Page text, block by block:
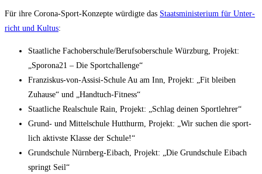
Für ihre Coro­na-Sport-Kon­zep­te wür­dig­te das Staats­mi­nis­te­ri­um für Unter­
richt und Kul­tus:
Staat­li­che Fachoberschule/​Berufsoberschule Würz­burg, Pro­jekt:
„Sporona21 – Die Sportchallenge“
Fran­zis­kus-von-Assi­si-Schu­le Au am Inn, Pro­jekt: „Fit blei­ben
Zuhau­se“ und „Hand­tuch-Fit­ness“
Staat­li­che Real­schu­le Rain, Pro­jekt: „Schlag dei­nen Sportlehrer“
Grund- und Mit­tel­schu­le Hut­thurm, Pro­jekt: „Wir suchen die sport­
lich aktivs­te Klas­se der Schule!“
Grund­schu­le Nürn­berg-Eibach, Pro­jekt: „Die Grund­schu­le Eibach
springt Seil“